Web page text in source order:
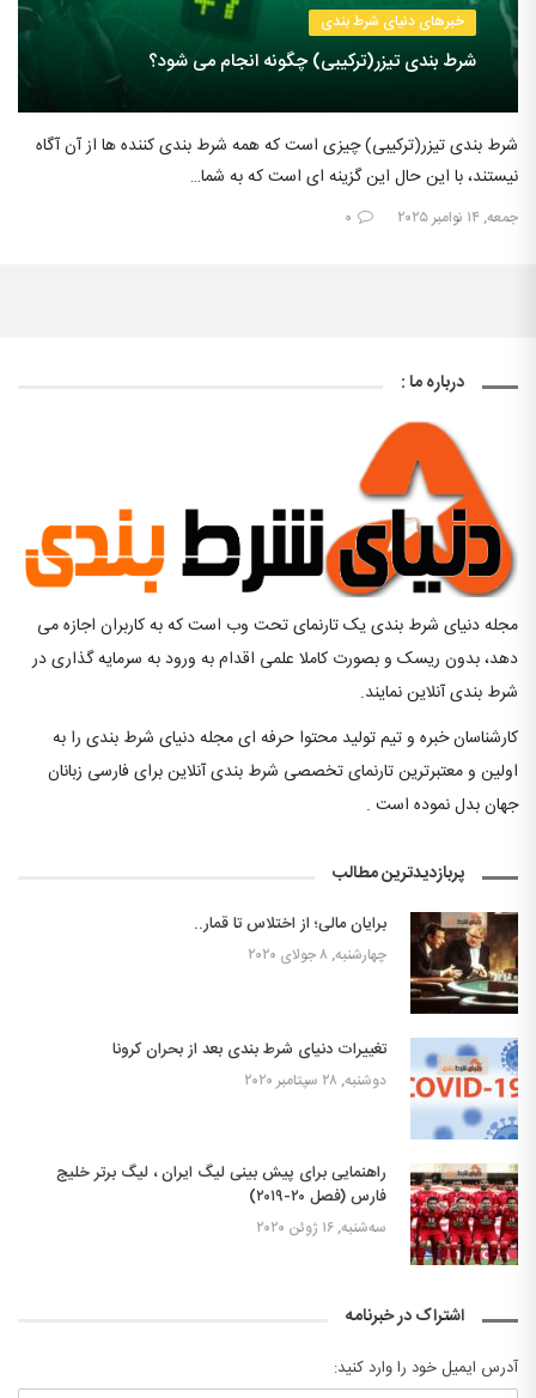
خبرهای دنیای شرط بندی
شرط بندی تیزر(ترکیبی) چگونه انجام می شود؟
شرط بندی تیزر(ترکیبی) چیزی است که همه شرط بندی کننده ها از آن آگاه
نیستند، با این حال این گزینه ای است که به شما…
جمعه, ۱۴ نوامبر ۲۰۲۵ ۰
درباره ما :
مجله دنیای شرط بندی یک تارنمای تحت وب است که به کاربران اجازه می
دهد، بدون ریسک و بصورت کاملا علمی اقدام به ورود به سرمایه گذاری در
شرط بندی آنلاین نمایند.
کارشناسان خبره و تیم تولید محتوا حرفه ای مجله دنیای شرط بندی را به
اولین و معتبرترین تارنمای تخصصی شرط بندی آنلاین برای فارسی زبانان
جهان بدل نموده است .
پربازدیدترین مطالب
برایان مالی؛ از اختلاس تا قمار..
چهارشنبه, ۸ جولای ۲۰۲۰
تغییرات دنیای شرط بندی بعد از بحران کرونا
دوشنبه, ۲۸ سپتامبر ۲۰۲۰
راهنمایی برای پیش بینی لیگ ایران ، لیگ برتر خلیج
فارس (فصل ۲۰-۲۰۱۹)
سه‌شنبه, ۱۶ ژوئن ۲۰۲۰
اشتراک در خبرنامه
آدرس ایمیل خود را وارد کنید: